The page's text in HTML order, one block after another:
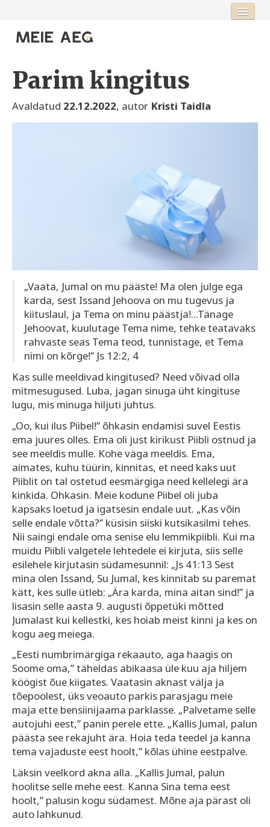
Esileht
Rubriigid
Toimetus
Logi sisse või registreeru
Parim kingitus
Avaldatud 22.12.2022, autor Kristi Taidla
„Vaata, Jumal on mu pääste! Ma olen julge ega
karda, sest Issand Jehoova on mu tugevus ja
kiituslaul, ja Tema on minu päästja!...Tänage
Jehoovat, kuulutage Tema nime, tehke teatavaks
rahvaste seas Tema teod, tunnistage, et Tema
nimi on kõrge!” Js 12:2, 4
Kas sulle meeldivad kingitused? Need võivad olla
mitmesugused. Luba, jagan sinuga üht kingituse
lugu, mis minuga hiljuti juhtus.
„Oo, kui ilus Piibel!” õhkasin endamisi suvel Eestis
ema juures olles. Ema oli just kirikust Piibli ostnud ja
see meeldis mulle. Kohe väga meeldis. Ema,
aimates, kuhu tüürin, kinnitas, et need kaks uut
Piiblit on tal ostetud eesmärgiga need kellelegi ära
kinkida. Ohkasin. Meie kodune Piibel oli juba
kapsaks loetud ja igatsesin endale uut. „Kas võin
selle endale võtta?” küsisin siiski kutsikasilmi tehes.
Nii saingi endale oma senise elu lemmikpiibli. Kui ma
muidu Piibli valgetele lehtedele ei kirjuta, siis selle
esilehele kirjutasin südamesunnil: „Js 41:13 Sest
mina olen Issand, Su Jumal, kes kinnitab su paremat
kätt, kes sulle ütleb: „Ära karda, mina aitan sind!” ja
lisasin selle aasta 9. augusti õppetüki mõtted
Jumalast kui kellestki, kes hoiab meist kinni ja kes on
kogu aeg meiega.
„Eesti numbrimärgiga rekaauto, aga haagis on
Soome oma,” täheldas abikaasa üle kuu aja hiljem
köögist õue kiigates. Vaatasin aknast välja ja
tõepoolest, üks veoauto parkis parasjagu meie
maja ette bensiinijaama parklasse. „Palvetame selle
autojuhi eest,” panin perele ette. „Kallis Jumal, palun
päästa see rekajuht ära. Hoia teda teedel ja kanna
tema vajaduste eest hoolt,” kõlas ühine eestpalve.
Läksin veelkord akna alla. „Kallis Jumal, palun
hoolitse selle mehe eest. Kanna Sina tema eest
hoolt,” palusin kogu südamest. Mõne aja pärast oli
auto lahkunud.